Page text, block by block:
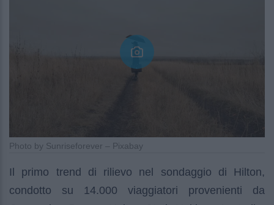
Photo by Sunriseforever – Pixabay
Il primo trend di rilievo nel sondaggio di Hilton,
condotto su 14.000 viaggiatori provenienti da